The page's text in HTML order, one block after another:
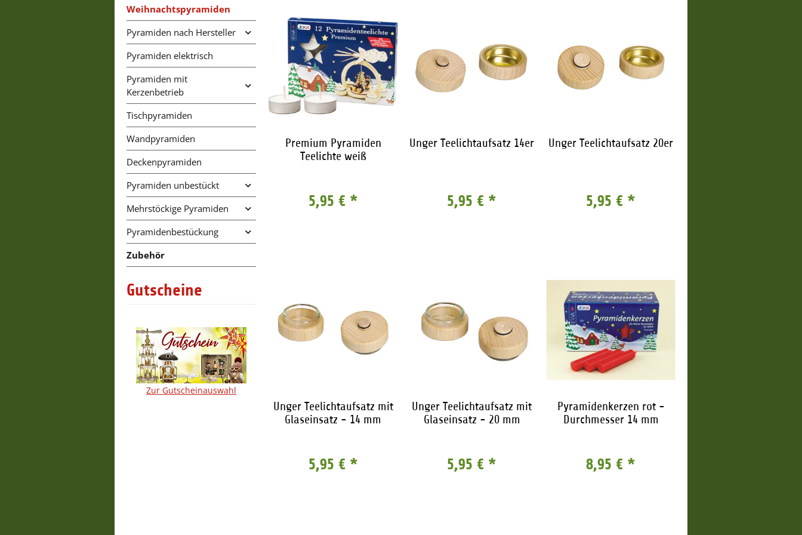
Premium Pyramiden
Teelichte weiß
5,95 € *
Unger Teelichtaufsatz 14er
5,95 € *
Unger Teelichtaufsatz 20er
5,95 € *
Unger Teelichtaufsatz mit
Glaseinsatz - 14 mm
5,95 € *
Unger Teelichtaufsatz mit
Glaseinsatz - 20 mm
5,95 € *
Pyramidenkerzen rot -
Durchmesser 14 mm
8,95 € *
Weihnachtspyramiden
Pyramiden nach Hersteller
Pyramiden elektrisch
Pyramiden mit
Kerzenbetrieb
Tischpyramiden
Wandpyramiden
Deckenpyramiden
Pyramiden unbestückt
Mehrstöckige Pyramiden
Pyramidenbestückung
Zubehör
Gutscheine
Zur Gutscheinauswahl